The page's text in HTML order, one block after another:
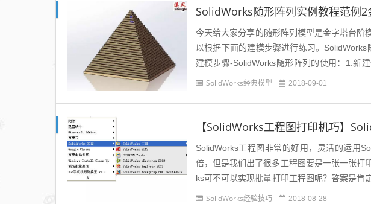
SolidWorks随形阵列实例教程范例2
今天给大家分享的随形阵列模型是金字塔台
以根据下面的建模步骤进行练习。
建模步骤-SolidWorks随形阵列的使用：1.新
方形，竖直的15用标注...
SolidWorks经典模型 2018-09-01
【SolidWorks工程图打印机巧】
SolidWorks工程图非常的好用，灵活的运用
倍，但是我们出了很多工程图要是一张一张打
ks可不可以实现批量打印工程图呢？答案是肯
下：1、先打开...
SolidWorks经验技巧 2018-08-28